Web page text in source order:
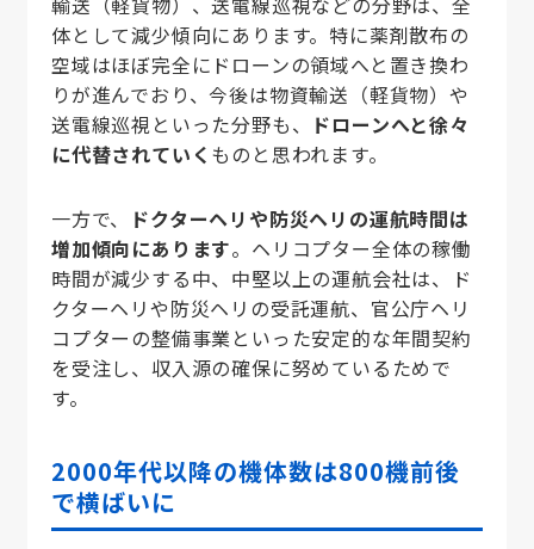
体として減少傾向にあります。特に薬剤散布の
空域はほぼ完全にドローンの領域へと置き換わ
りが進んでおり、今後は物資輸送（軽貨物）や
送電線巡視といった分野も、 ドローンへと徐々
に代替されていく ものと思われます。
一方で、
ドクターヘリや防災ヘリの運航時間は
増加傾向にあります。ヘリコプター全体の稼働
時間が減少する中、中堅以上の運航会社は、ド
クターヘリや防災ヘリの受託運航、官公庁ヘリ
コプターの整備事業といった安定的な年間契約
を受注し、収入源の確保に努めているためで
す。
2000年代以降の機体数は800機前後
で横ばいに